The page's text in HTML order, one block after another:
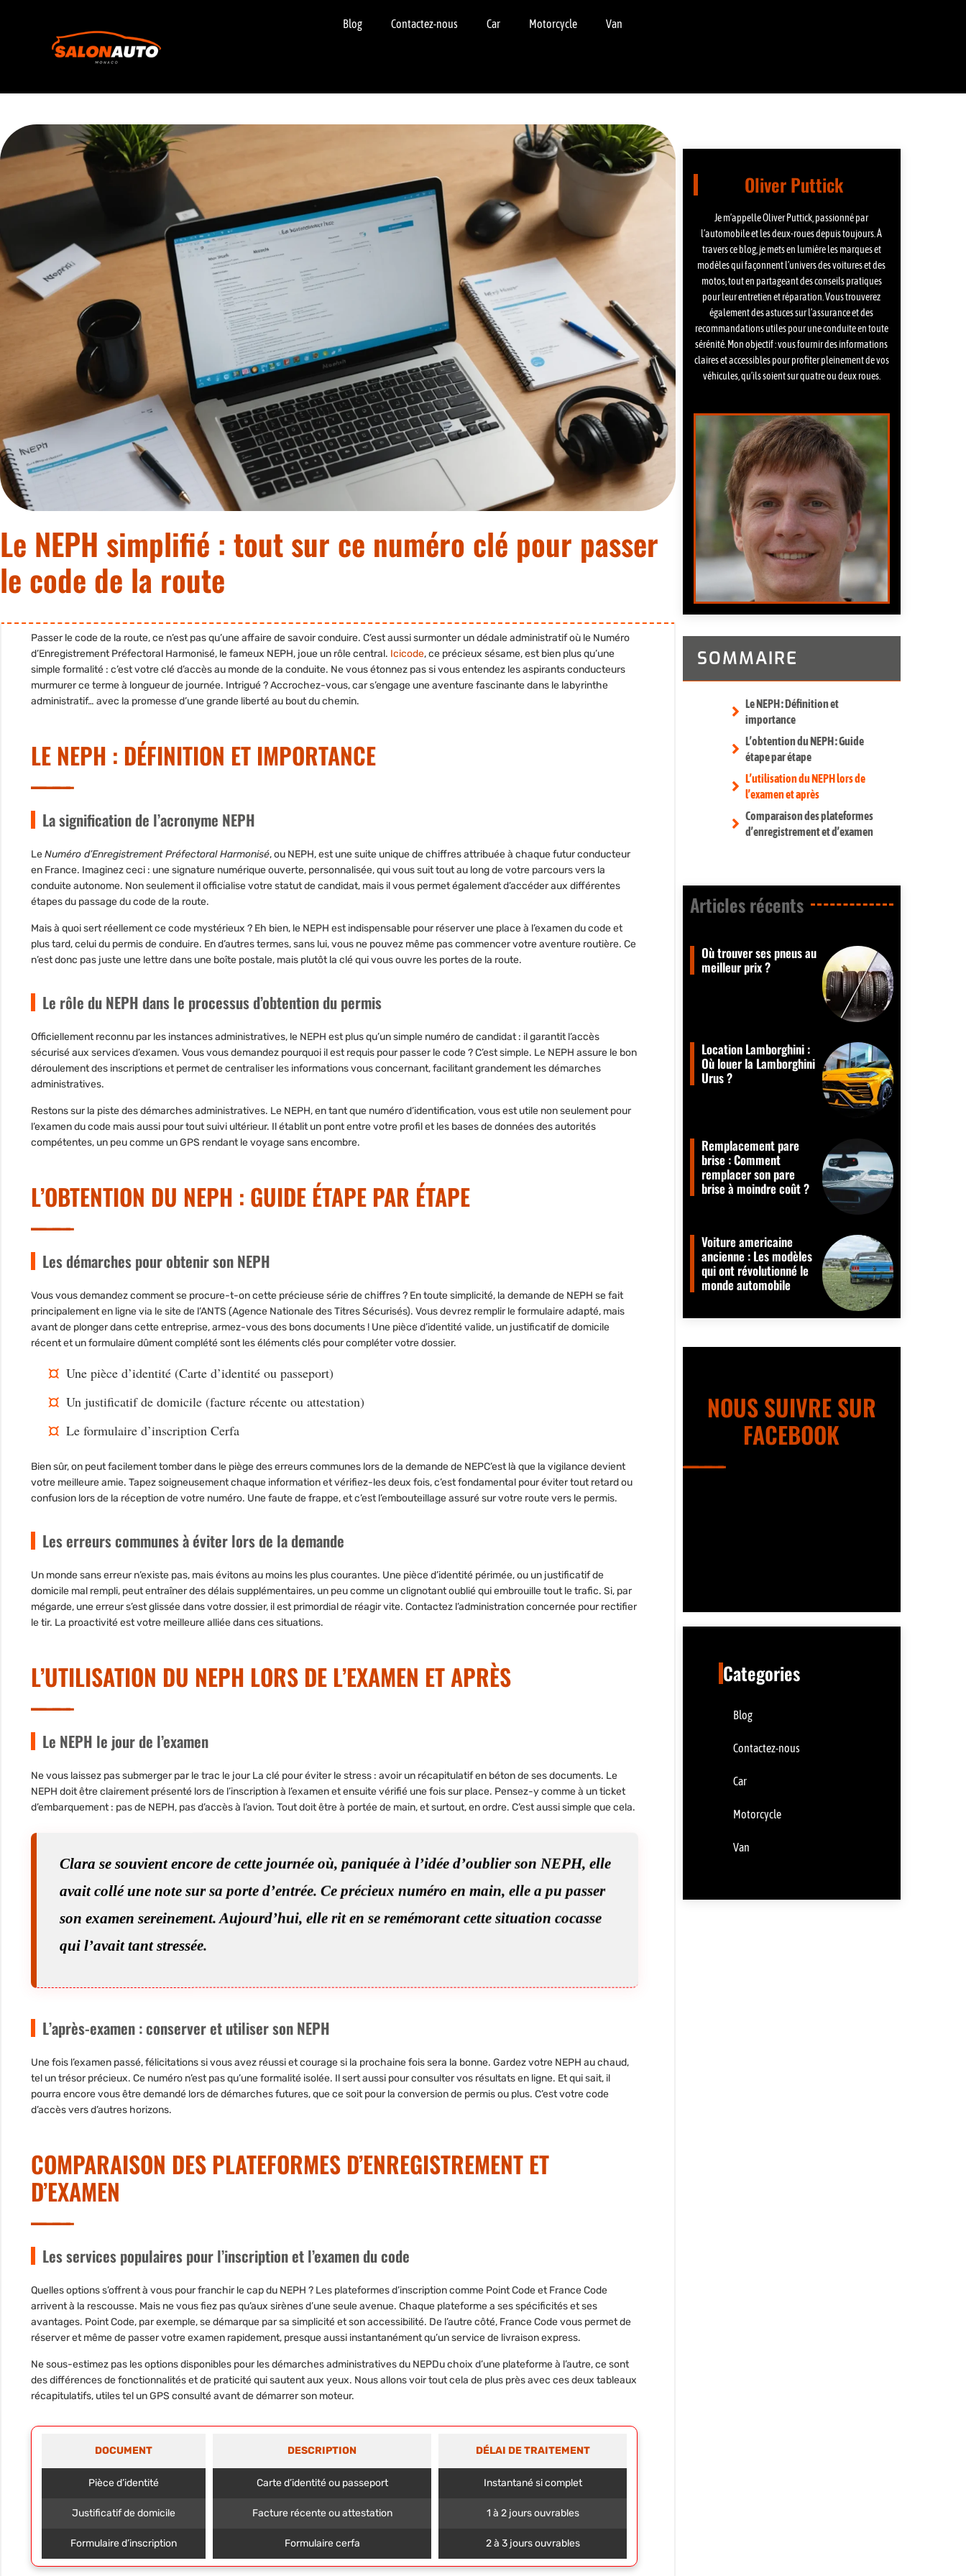
Blog Contactez-nous Car Motorcycle Van
Le NEPH simplifié : tout sur ce numéro clé pour passer
le code de la route
Passer le code de la route, ce n’est pas qu’une affaire de savoir conduire. C’est aussi surmonter un dédale administratif où le Numéro
d’Enregistrement Préfectoral Harmonisé, le fameux NEPH, joue un rôle central. Icicode, ce précieux sésame, est bien plus qu’une
simple formalité : c’est votre clé d’accès au monde de la conduite. Ne vous étonnez pas si vous entendez les aspirants conducteurs
murmurer ce terme à longueur de journée. Intrigué ? Accrochez-vous, car s’engage une aventure fascinante dans le labyrinthe
administratif… avec la promesse d’une grande liberté au bout du chemin.
LE NEPH : DÉFINITION ET IMPORTANCE
La signification de l’acronyme NEPH
LeNuméro d’Enregistrement Préfectoral Harmonisé, ou NEPH, est une suite unique de chiffres attribuée à chaque futur conducteur
en France. Imaginez ceci : une signature numérique ouverte, personnalisée, qui vous suit tout au long de votre parcours vers la
conduite autonome. Non seulement il officialise votre statut de candidat, mais il vous permet également d’accéder aux différentes
étapes du passage du code de la route.
Mais à quoi sert réellement ce code mystérieux ? Eh bien, le NEPH est indispensable pour réserver une place à l’examen du code et
plus tard, celui du permis de conduire. En d’autres termes, sans lui, vous ne pouvez même pas commencer votre aventure routière. Ce
n’est donc pas juste une lettre dans une boîte postale, mais plutôt la clé qui vous ouvre les portes de la route.
Le rôle du NEPH dans le processus d’obtention du permis
Officiellement reconnu par les instances administratives, le NEPH est plus qu’un simple numéro de candidat : il garantit l’accès
sécurisé aux services d’examen. Vous vous demandez pourquoi il est requis pour passer le code ? C’est simple. Le NEPH assure le bon
déroulement des inscriptions et permet de centraliser les informations vous concernant, facilitant grandement les démarches
administratives.
Restons sur la piste des démarches administratives. Le NEPH, en tant que numéro d’identification, vous est utile non seulement pour
l’examen du code mais aussi pour tout suivi ultérieur. Il établit un pont entre votre profil et les bases de données des autorités
compétentes, un peu comme un GPS rendant le voyage sans encombre.
L’OBTENTION DU NEPH : GUIDE ÉTAPE PAR ÉTAPE
Les démarches pour obtenir son NEPH
Vous vous demandez comment se procure-t-on cette précieuse série de chiffres ? En toute simplicité, la demande de NEPH se fait
principalement en ligne via le site de l’ANTS (Agence Nationale des Titres Sécurisés). Vous devrez remplir le formulaire adapté, mais
avant de plonger dans cette entreprise, armez-vous des bons documents ! Une pièce d’identité valide, un justificatif de domicile
récent et un formulaire dûment complété sont les éléments clés pour compléter votre dossier.
Une pièce d’identité (Carte d’identité ou passeport)
Un justificatif de domicile (facture récente ou attestation)
Le formulaire d’inscription Cerfa
Bien sûr, on peut facilement tomber dans le piège des erreurs communes lors de la demande de NEPC’est là que la vigilance devient
votre meilleure amie. Tapez soigneusement chaque information et vérifiez-les deux fois, c’est fondamental pour éviter tout retard ou
confusion lors de la réception de votre numéro. Une faute de frappe, et c’est l’embouteillage assuré sur votre route vers le permis.
Les erreurs communes à éviter lors de la demande
Un monde sans erreur n’existe pas, mais évitons au moins les plus courantes. Une pièce d’identité périmée, ou un justificatif de
domicile mal rempli, peut entraîner des délais supplémentaires, un peu comme un clignotant oublié qui embrouille tout le trafic. Si, par
mégarde, une erreur s’est glissée dans votre dossier, il est primordial de réagir vite. Contactez l’administration concernée pour rectifier
le tir. La proactivité est votre meilleure alliée dans ces situations.
L’UTILISATION DU NEPH LORS DE L’EXAMEN ET APRÈS
Le NEPH le jour de l’examen
Ne vous laissez pas submerger par le trac le jour La clé pour éviter le stress : avoir un récapitulatif en béton de ses documents. Le
NEPH doit être clairement présenté lors de l’inscription à l’examen et ensuite vérifié une fois sur place. Pensez-y comme à un ticket
d’embarquement : pas de NEPH, pas d’accès à l’avion. Tout doit être à portée de main, et surtout, en ordre. C’est aussi simple que cela.
Clara se souvient encore de cette journée où, paniquée à l’idée d’oublier son NEPH, elle
avait collé une note sur sa porte d’entrée. Ce précieux numéro en main, elle a pu passer
son examen sereinement. Aujourd’hui, elle rit en se remémorant cette situation cocasse
qui l’avait tant stressée.
L’après-examen : conserver et utiliser son NEPH
Une fois l’examen passé, félicitations si vous avez réussi et courage si la prochaine fois sera la bonne. Gardez votre NEPH au chaud,
tel un trésor précieux. Ce numéro n’est pas qu’une formalité isolée. Il sert aussi pour consulter vos résultats en ligne. Et qui sait, il
pourra encore vous être demandé lors de démarches futures, que ce soit pour la conversion de permis ou plus. C’est votre code
d’accès vers d’autres horizons.
COMPARAISON DES PLATEFORMES D’ENREGISTREMENT ET
D’EXAMEN
Les services populaires pour l’inscription et l’examen du code
Quelles options s’offrent à vous pour franchir le cap du NEPH ? Les plateformes d’inscription comme Point Code et France Code
arrivent à la rescousse. Mais ne vous fiez pas qu’aux sirènes d’une seule avenue. Chaque plateforme a ses spécificités et ses
avantages. Point Code, par exemple, se démarque par sa simplicité et son accessibilité. De l’autre côté, France Code vous permet de
réserver et même de passer votre examen rapidement, presque aussi instantanément qu’un service de livraison express.
Ne sous-estimez pas les options disponibles pour les démarches administratives du NEPDu choix d’une plateforme à l’autre, ce sont
des différences de fonctionnalités et de praticité qui sautent aux yeux. Nous allons voir tout cela de plus près avec ces deux tableaux
récapitulatifs, utiles tel un GPS consulté avant de démarrer son moteur.
DOCUMENT DESCRIPTION DÉLAI DE TRAITEMENT
Pièce d’identité Carte d’identité ou passeport Instantané si complet
Justificatif de domicile Facture récente ou attestation 1 à 2 jours ouvrables
Formulaire d’inscription Formulaire cerfa 2 à 3 jours ouvrables
Oliver Puttick
Je m’appelle Oliver Puttick, passionné par
l’automobile et les deux-roues depuis toujours. À
travers ce blog, je mets en lumière les marques et
modèles qui façonnent l’univers des voitures et des
motos, tout en partageant des conseils pratiques
pour leur entretien et réparation. Vous trouverez
également des astuces sur l’assurance et des
recommandations utiles pour une conduite en toute
sérénité. Mon objectif : vous fournir des informations
claires et accessibles pour profiter pleinement de vos
véhicules, qu’ils soient sur quatre ou deux roues.
SOMMAIRE
Le NEPH : Définition et
importance
L’obtention du NEPH : Guide
étape par étape
L’utilisation du NEPH lors de
l’examen et après
Comparaison des plateformes
d’enregistrement et d’examen
Articles récents​
Où trouver ses pneus au
meilleur prix ?
Location Lamborghini :
Où louer la Lamborghini
Urus ?
Remplacement pare
brise : Comment
remplacer son pare
brise à moindre coût ?
Voiture americaine
ancienne : Les modèles
qui ont révolutionné le
monde automobile
NOUS SUIVRE SUR
FACEBOOK
Categories
Blog
Contactez-nous
Car
Motorcycle
Van